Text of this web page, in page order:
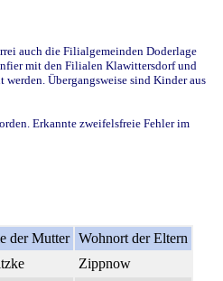
auch die Filialgemeinden Doderlage
mit den Filialen Klawittersdorf und
Übergangsweise sind Kinder aus
Erkannte zweifelsfreie Fehler im
der Mutter Wohnort der Eltern
Zippnow